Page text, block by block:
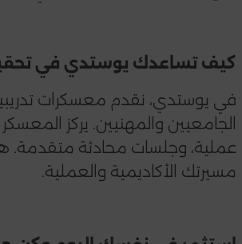
كيف تساعدك يوستدي في
في يوستدي، نقدم معسكرات
الجامعيين والمهنيين. يركز
عملية، وجلسات محادثة متقدمة.
مسيرتك الأكاديمية والعملية.